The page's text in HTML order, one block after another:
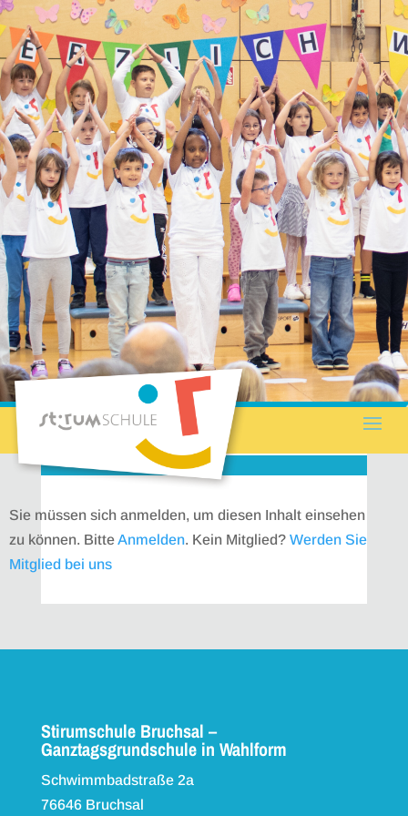
Sie müssen sich anmelden, um diesen Inhalt einsehen
zu können. BitteAnmelden. Kein Mitglied? Werden Sie
Mitglied bei uns
Stirumschule Bruchsal –
Ganztagsgrundschule in Wahlform
Schwimmbadstraße 2a
76646 Bruchsal